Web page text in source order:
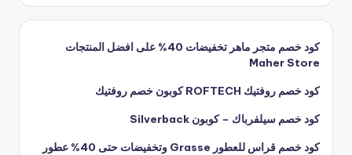
كود خصم متجر ماهر تخفيضات 40% على افضل المنتجات
Maher Store
كود خصم روفتيك ROFTECH كوبون خصم روفتيك
كود خصم سيلفرباك – كوبون Silverback
كود خصم قراس للعطور Grasse وتخفيضات حتى 40% عطور